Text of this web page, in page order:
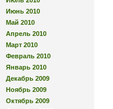
Июнь 2010
Май 2010
Апрель 2010
Март 2010
Февраль 2010
Январь 2010
Декабрь 2009
Ноябрь 2009
Октябрь 2009